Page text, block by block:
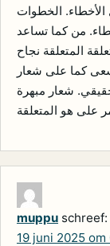
الأخطاء. الخطوات
من كما تساعد
المتعلقة نجاح
كما على شعار
شعار مبهرة
على هو المتعلقة
muppu schreef:
19 juni 2025